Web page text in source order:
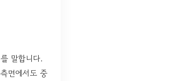
말합니다.
면에서도 중